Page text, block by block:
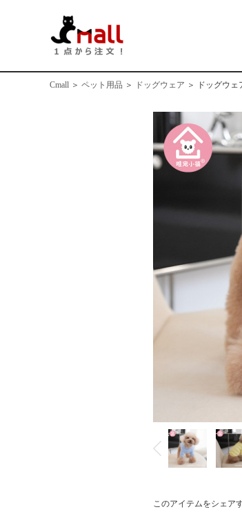
Cmall ＞ ペット用品 ＞ ドッグウェア ＞ ドッグウ
このアイテムをシェア